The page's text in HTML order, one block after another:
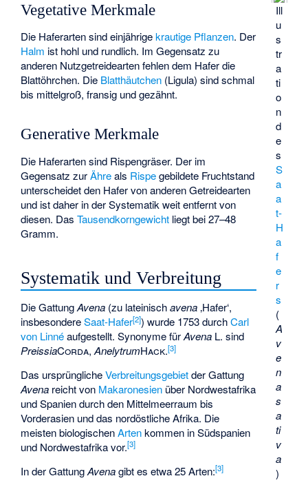
Ill
u
s
tr
a
ti
o
n
d
e
s
S
a
a
t-
H
a
f
e
r
s
(
A
v
e
n
a
s
a
ti
v
a
)
Vegetative Merkmale
Die Haferarten sind einjährigekrautige Pflanzen. Der
Halm ist hohl und rundlich. Im Gegensatz zu
anderen Nutzgetreidearten fehlen dem Hafer die
Blattöhrchen. Die Blatthäutchen (Ligula) sind schmal
bis mittelgroß, fransig und gezähnt.
Generative Merkmale
Die Haferarten sind Rispengräser. Der im
Gegensatz zurÄhreals Rispegebildete Fruchtstand
unterscheidet den Hafer von anderen Getreidearten
und ist daher in der Systematik weit entfernt von
diesen. DasTausendkorngewicht liegt bei 27–48
Gramm.
Systematik und Verbreitung
Die GattungAvena (zu lateinischavena ‚Hafer‘,
insbesondereSaat-Hafer[2]) wurde 1753 durchCarl
von Linnéaufgestellt. Synonyme fürAvena L. sind
PreissiaCorda,AnelytrumHack.[3]
Das ursprünglicheVerbreitungsgebietder Gattung
Avena reicht von Makaronesien über Nordwestafrika
und Spanien durch den Mittelmeerraum bis
Vorderasien und das nordöstliche Afrika. Die
meisten biologischenArtenkommen in Südspanien
und Nordwestafrika vor.[3]
In der GattungAvenagibt es etwa 25 Arten:[3]